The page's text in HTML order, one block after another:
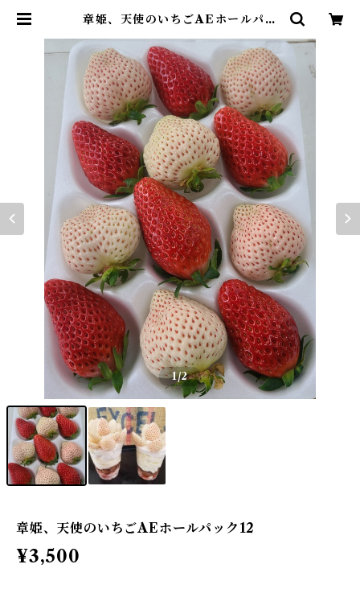
章姫、天使のいちごAEホールパッ
フェ久能屋
1/2
章姫、天使のいちごAEホールパック12
¥3,500